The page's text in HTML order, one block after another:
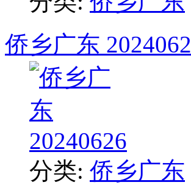
侨乡广东
分类: 侨乡广东